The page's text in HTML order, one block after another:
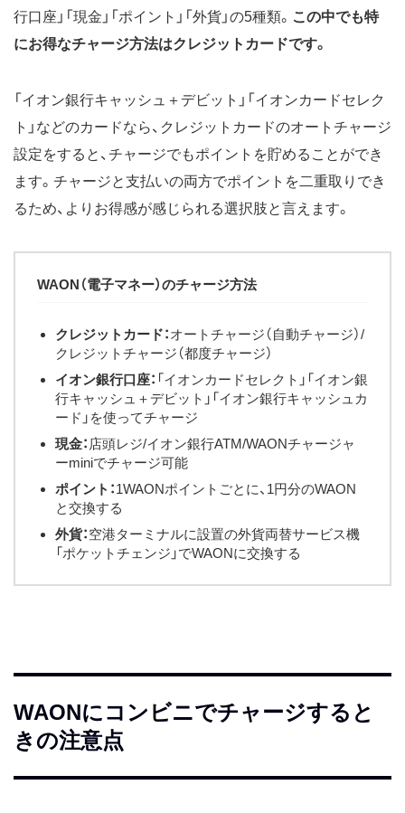
行口座」「現金」「ポイント」「外貨」の5種類。 この中でも特
にお得なチャージ方法はクレジットカードです。
「イオン銀行キャッシュ＋デビット」「イオンカードセレク
ト」などのカードなら、クレジットカードのオートチャージ
設定をすると、チャージでもポイントを貯めることができ
ます。チャージと支払いの両方でポイントを二重取りでき
るため、よりお得感が感じられる選択肢と言えます。
WAON（電子マネー）のチャージ方法
クレジットカード：オートチャージ（自動チャージ）/
クレジットチャージ（都度チャージ）
イオン銀行口座： 「イオンカードセレクト」「イオン銀
行キャッシュ＋デビット」「イオン銀行キャッシュカ
ード」を使ってチャージ
現金： 店頭レジ/イオン銀行ATM/WAONチャージャ
ーminiでチャージ可能
ポイント：1WAONポイントごとに、1円分のWAON
と交換する
外貨：空港ターミナルに設置の外貨両替サービス機
「ポケットチェンジ」でWAONに交換する
WAONにコンビニでチャージすると
きの注意点